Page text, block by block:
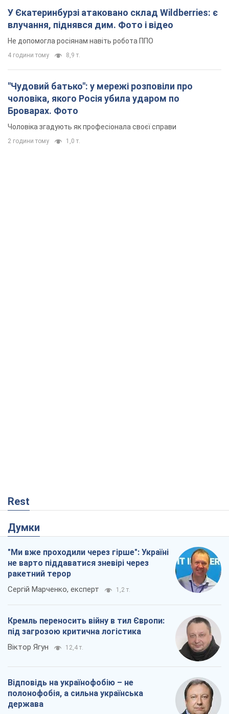
У Єкатеринбурзі атаковано склад Wildberries: є
влучання, піднявся дим. Фото і відео
Не допомогла росіянам навіть робота ППО
4 години тому 8,9 т.
"Чудовий батько": у мережі розповіли про
чоловіка, якого Росія убила ударом по
Броварах. Фото
Чоловіка згадують як професіонала своєї справи
2 години тому 1,0 т.
Rest
Думки
"Ми вже проходили через гірше": Україні
не варто піддаватися зневірі через
ракетний терор
Сергій Марченко, експерт 1,2 т.
Кремль переносить війну в тил Європи:
під загрозою критична логістика
Віктор Ягун 12,4 т.
Відповідь на українофобію – не
полонофобія, а сильна українська
держава